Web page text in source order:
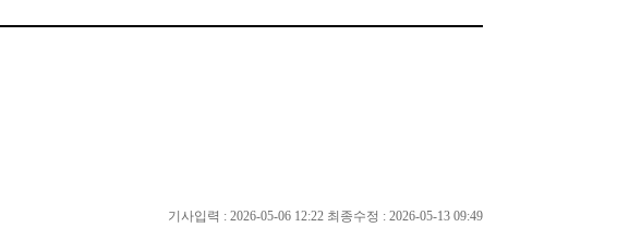
기사입력 : 2026-05-06 12:22 최종수정 : 2026-05-13 09:49